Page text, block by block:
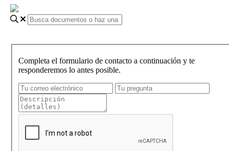
Completa el formulario de contacto a continuación y te
responderemos lo antes posible.